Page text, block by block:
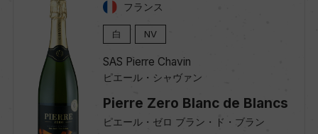
フランス
白 NV
SAS Pierre Chavin
ピエール・シャヴァン
Pierre Zero Blanc de Blancs
ピエール・ゼロ ブラン・ド・ブラン